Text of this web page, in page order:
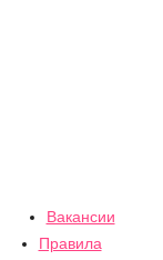
Вакансии
Правила